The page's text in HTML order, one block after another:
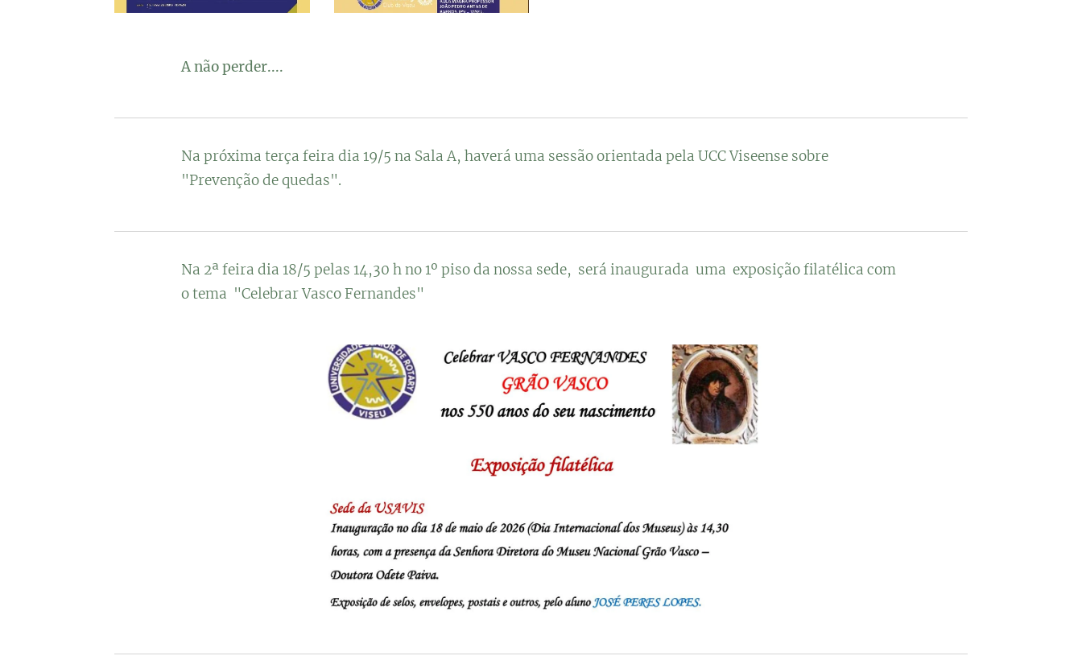
A não perder....
Na próxima terça feira dia 19/5 na Sala A, haverá uma sessão orientada pela UCC Viseense sobre
"Prevenção de quedas".
Na 2ª feira dia 18/5 pelas 14,30 h no 1º piso da nossa sede, será inaugurada uma exposição filatélica com
o tema "Celebrar Vasco Fernandes"